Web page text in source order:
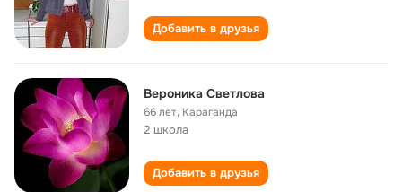
Добавить в друзья
Вероника Светлова
66 лет, Караганда
2 школа
Добавить в друзья